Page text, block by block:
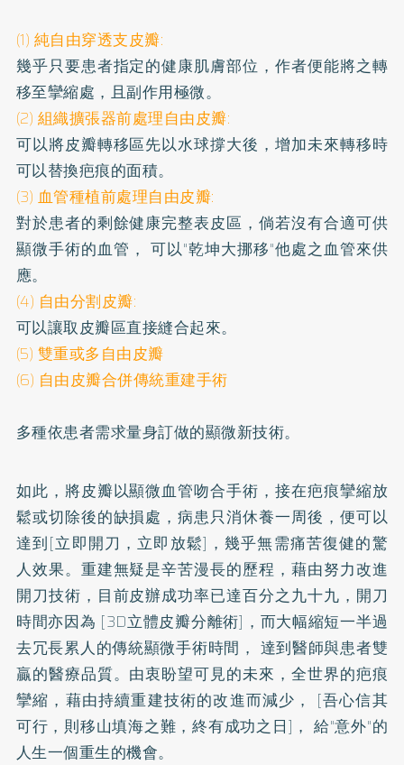
(1) 純自由穿透支皮瓣:
幾乎只要患者指定的健康肌膚部位，作者便能將之轉
移至攣縮處，且副作用極微。
(2) 組織擴張器前處理自由皮瓣:
可以將皮瓣轉移區先以水球撐大後，增加未來轉移時
可以替換疤痕的面積。
(3) 血管種植前處理自由皮瓣:
對於患者的剩餘健康完整表皮區，倘若沒有合適可供
顯微手術的血管， 可以"乾坤大挪移"他處之血管來供
應。
(4) 自由分割皮瓣:
可以讓取皮瓣區直接縫合起來。
(5) 雙重或多自由皮瓣
(6) 自由皮瓣合併傳統重建手術
多種依患者需求量身訂做的顯微新技術。
如此，將皮瓣以顯微血管吻合手術，接在疤痕攣縮放
鬆或切除後的缺損處，病患只消休養一周後，便可以
達到[立即開刀，立即放鬆]，幾乎無需痛苦復健的驚
人效果。重建無疑是辛苦漫長的歷程，藉由努力改進
開刀技術，目前皮辦成功率已達百分之九十九，開刀
時間亦因為 [3D立體皮瓣分離術]，而大幅縮短一半過
去冗長累人的傳統顯微手術時間， 達到醫師與患者雙
贏的醫療品質。由衷盼望可見的未來，全世界的疤痕
攣縮，藉由持續重建技術的改進而減少， [吾心信其
可行，則移山填海之難，終有成功之日]， 給"意外"的
人生一個重生的機會。